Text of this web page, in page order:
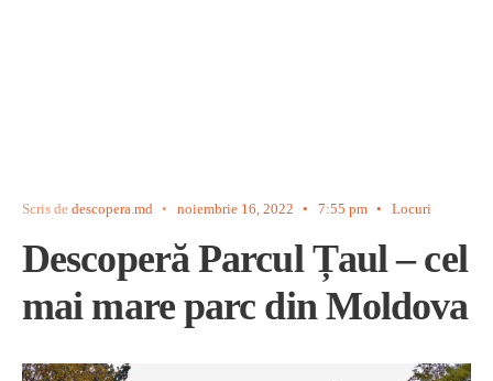
Scris de descopera.md • noiembrie 16, 2022 • 7:55 pm • Locuri
Descoperă Parcul Țaul – cel
mai mare parc din Moldova